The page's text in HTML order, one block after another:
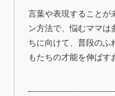
言葉や表現することが
ン方法で、悩むママは
ちに向けて、普段のふ
もたちの才能を伸ば